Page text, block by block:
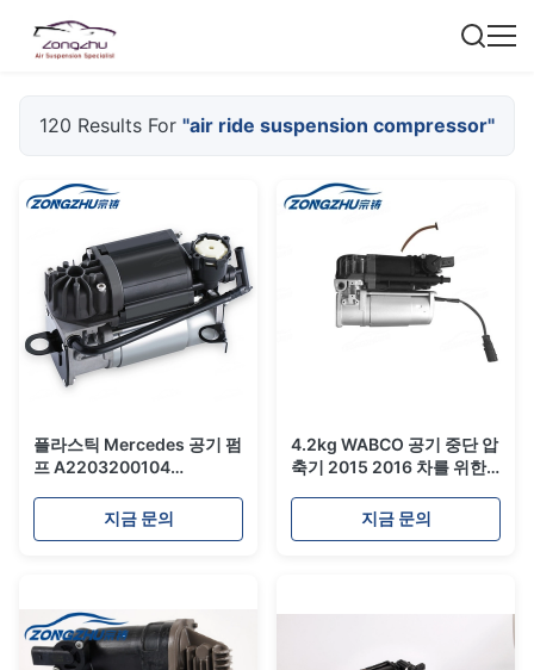
120 Results For "air ride suspension compressor"
플라스틱 Mercedes 공기 펌
프 A2203200104
지금 문의
4.2kg WABCO 공기 중단 압
축기 2015 2016 차를 위한
지금 문의